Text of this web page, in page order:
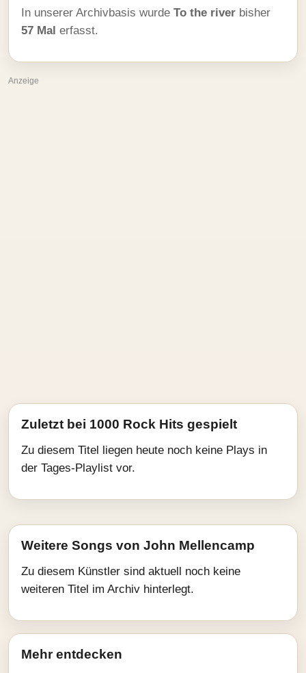
In unserer Archivbasis wurde To the river bisher
57 Mal erfasst.
Anzeige
Zuletzt bei 1000 Rock Hits gespielt
Zu diesem Titel liegen heute noch keine Plays in
der Tages-Playlist vor.
Weitere Songs von John Mellencamp
Zu diesem Künstler sind aktuell noch keine
weiteren Titel im Archiv hinterlegt.
Mehr entdecken